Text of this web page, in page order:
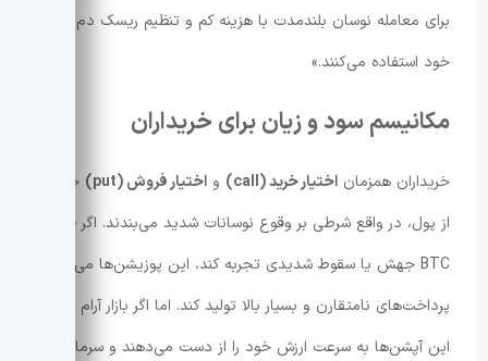
برای معامله نوسان بلندمدت با هزینه کم و تنظیم ریسک دم کتاب
خود استفاده می‌کنند.»
مکانیسم سود و زیان برای خریداران
خریداران همزمان اختیار خرید (call) و اختیار فروش (put)
خارج
از پول، در واقع شرطی بر وقوع نوسانات شدید می‌بندند. اگر قیمت
BTC جهش یا سقوط شدیدی تجربه کند، این پوزیشن‌ها می‌تواند
پرداخت‌های نامتقارن و بسیار بالا تولید کند. اما اگر بازار آرام بماند،
این آپشن‌ها به سرعت ارزش خود را از دست می‌دهند و سرمایه